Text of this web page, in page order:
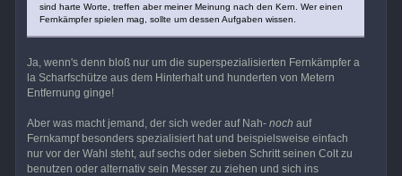
sind harte Worte, treffen aber meiner Meinung nach den Kern. Wer einen
Fernkämpfer spielen mag, sollte um dessen Aufgaben wissen.
Ja, wenn's denn bloß nur um die superspezialisierten Fernkämpfer a
la Scharfschütze aus dem Hinterhalt und hunderten von Metern
Entfernung ginge!
Aber was macht jemand, der sich weder auf Nah- noch auf
Fernkampf besonders spezialisiert hat und beispielsweise einfach
nur vor der Wahl steht, auf sechs oder sieben Schritt seinen Colt zu
benutzen oder alternativ sein Messer zu ziehen und sich ins